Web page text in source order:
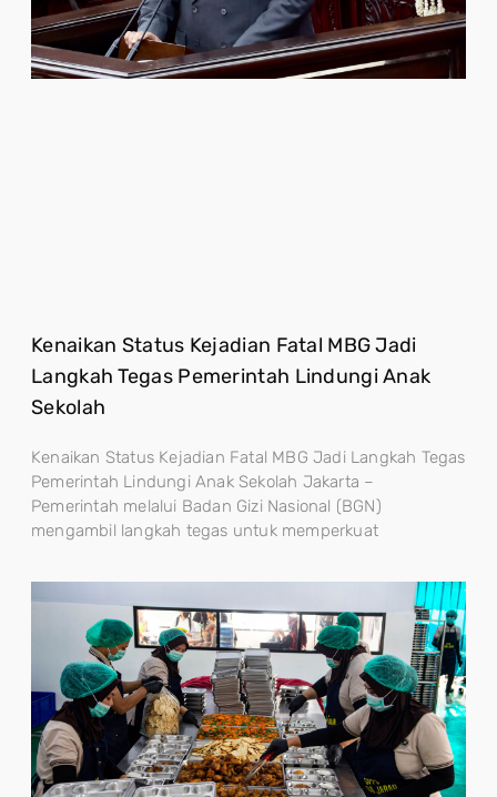
Kenaikan Status Kejadian Fatal MBG Jadi
Langkah Tegas Pemerintah Lindungi Anak
Sekolah
Kenaikan Status Kejadian Fatal MBG Jadi Langkah Tegas
Pemerintah Lindungi Anak Sekolah Jakarta –
Pemerintah melalui Badan Gizi Nasional (BGN)
mengambil langkah tegas untuk memperkuat